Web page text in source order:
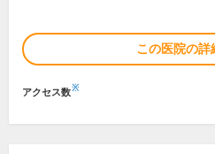
この医院の詳
アクセス数※